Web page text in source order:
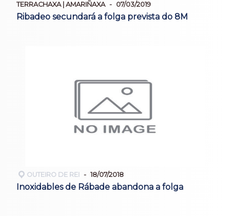
TERRACHAXA | AMARIÑAXA 07/03/2019
Ribadeo secundará a folga prevista do 8M
OUTEIRO DE REI 18/07/2018
Inoxidables de Rábade abandona a folga